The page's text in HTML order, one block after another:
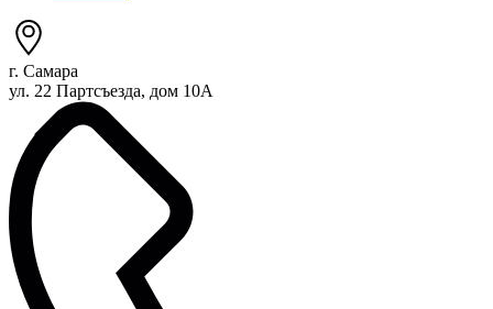
г. Самара
ул. 22 Партсъезда, дом 10А